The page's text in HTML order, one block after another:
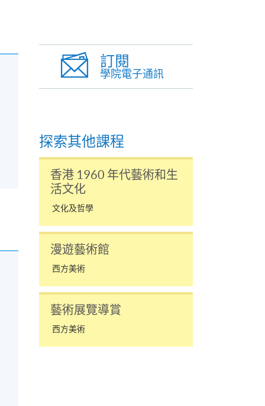
訂閱
學院電子通訊
探索其他課程
香港 1960 年代藝術和生
活文化
文化及哲學
漫遊藝術館
西方美術
藝術展覽導賞
西方美術